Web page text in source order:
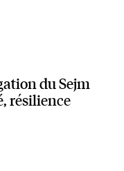
du Sejm
résilience